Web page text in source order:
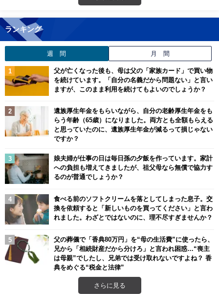
ランキング
週 間 月 間
父が亡くなった後も、母は父の「家族カード」で買い物
を続けています。「自分の名義だから問題ない」と言い
ますが、このまま利用を続けてもよいのでしょうか？
遺族厚生年金をもらいながら、自分の老齢厚生年金をも
らう年齢（65歳）になりました。両方とも全額もらえる
と思っていたのに、遺族厚生年金が減るって損じゃない
ですか？
娘夫婦が仕事の日は毎日孫の夕飯を作っています。家計
への負担も増えてきましたが、祖父母なら無償で協力す
るのが普通でしょうか？
食べる前のソフトクリームを落としてしまった息子。交
換を依頼すると「新しいものを買ってください」と言わ
れました。わざとではないのに、理不尽すぎませんか？
父の葬儀で「香典80万円」を“母の生活費”に使ったら、
兄から「相続財産だから分けろ」と言われ困惑…“喪主
は母親”でしたし、兄弟では受け取れないですよね？ 香
典をめぐる“税金と法律”
さらに見る